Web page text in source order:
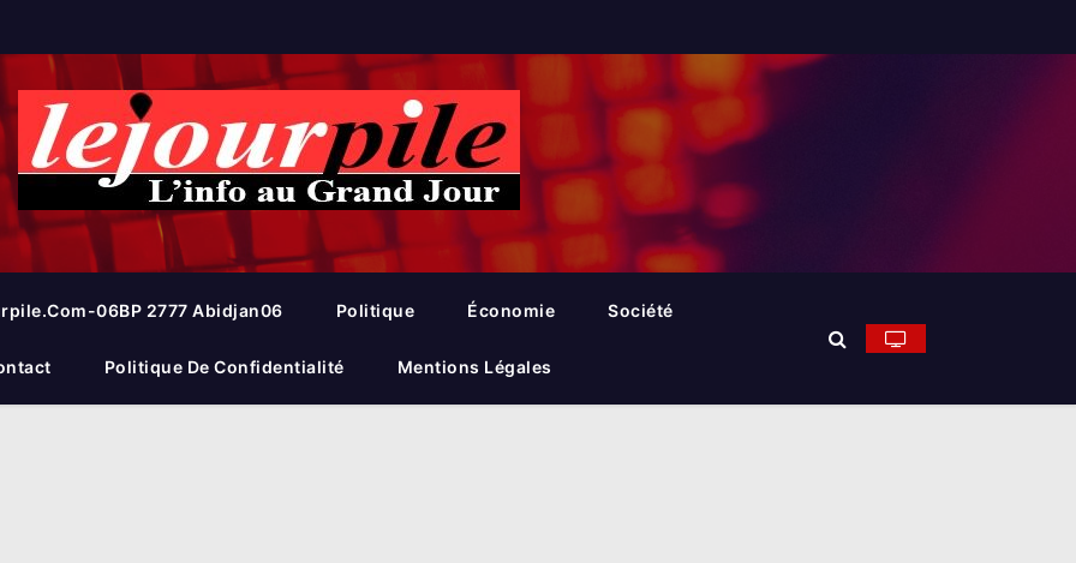
06BP 2777 Abidjan06 Politique Économie Société
Politique De Confidentialité Mentions Légales